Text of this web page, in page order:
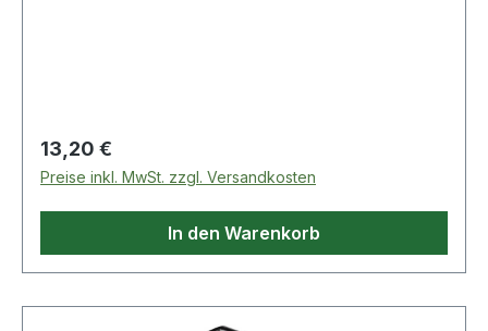
das Aufrollen von 20 Meter bei 1,5mm²
Leiterquerschnitt und 12 Meter bei 2,5mm²
LeiterquerschnittTrommelkörper beständig gegen
diverse Öle, Fette, Benzin und Säuren, UV- und
OzonstrahlungLieferumfang: 1x Gummi-
Kabelhaspel X-Gum in der Farbe schwarz
Regulärer Preis:
13,20 €
Preise inkl. MwSt. zzgl. Versandkosten
In den Warenkorb